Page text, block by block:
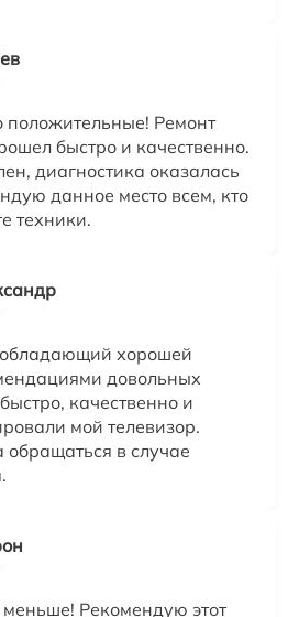
положительные! Ремонт
быстро и качественно.
диагностика оказалась
данное место всем, кто
техники.
хорошей
довольных
качественно и
мой телевизор.
в случае
Рекомендую этот